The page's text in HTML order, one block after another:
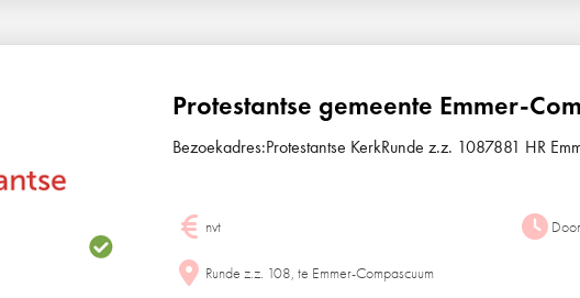
Protestantse gemeente Emmer-
Bezoekadres:Protestantse KerkRunde z.z. 1087881 HR
nvt
Runde z.z. 108, te Emmer-Compascuum